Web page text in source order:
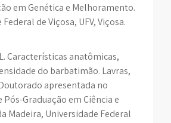
em Genética e Melhoramento.
de Viçosa, UFV, Viçosa.
Características anatômicas,
do barbatimão. Lavras,
apresentada no
Graduação em Ciência e
Madeira, Universidade Federal